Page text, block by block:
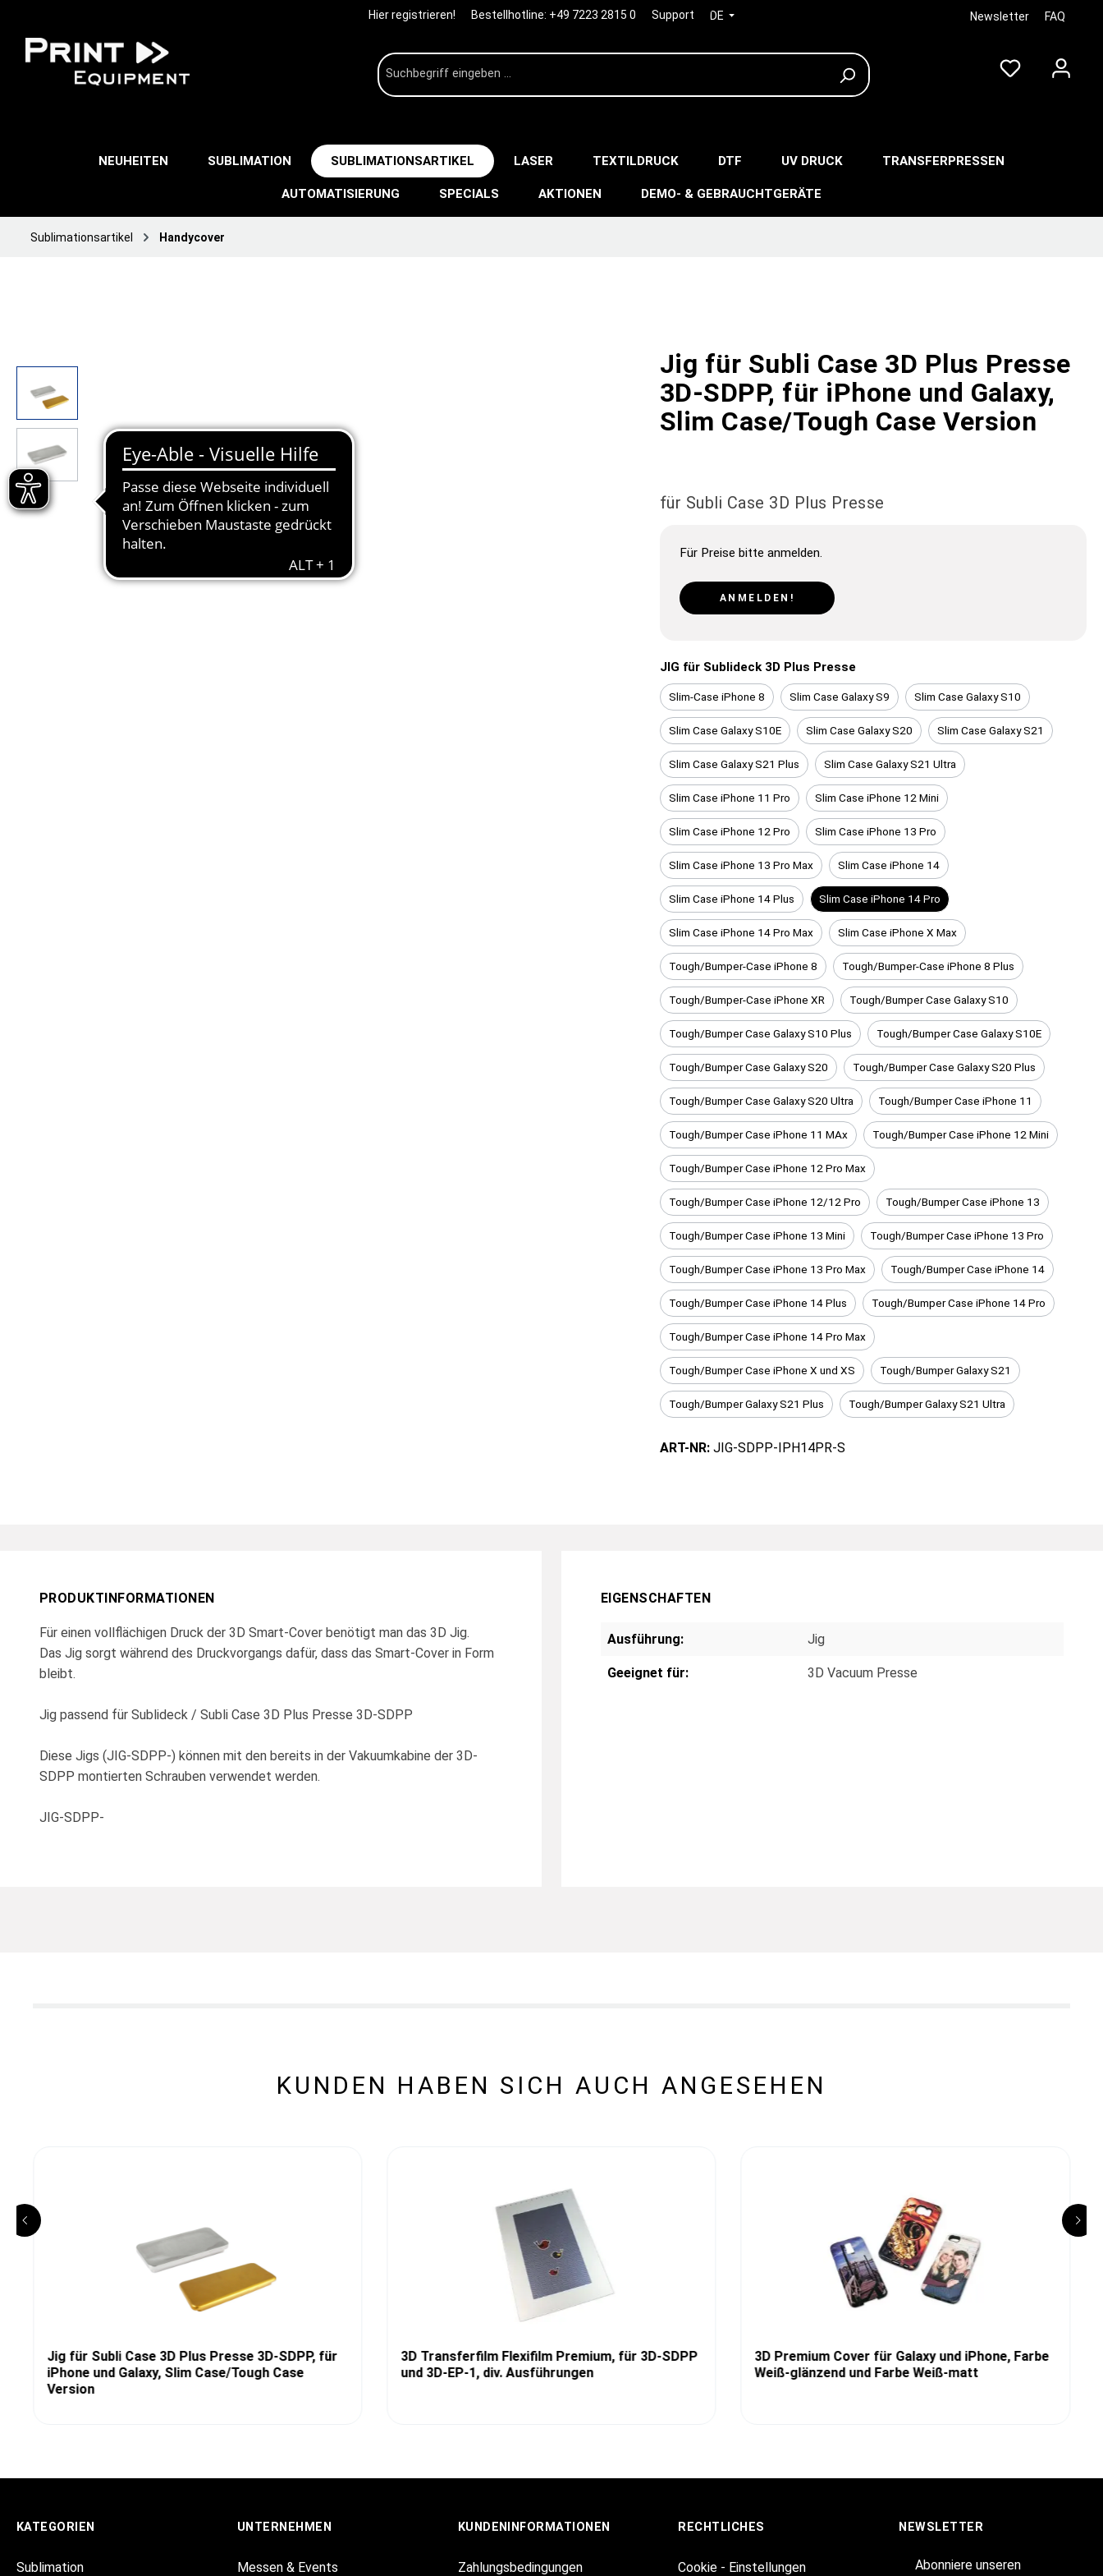
Hier registrieren! Bestellhotline: +49 7223 2815 0 Support DE Newsletter FAQ
NEUHEITEN SUBLIMATION SUBLIMATIONSARTIKEL LASER TEXTILDRUCK DTF UV DRUCK TRANSFERPRESSEN
AUTOMATISIERUNG SPECIALS AKTIONEN DEMO- & GEBRAUCHTGERÄTE
Sublimationsartikel Handycover
Jig für Subli Case 3D Plus Presse
3D-SDPP, für iPhone und Galaxy,
Slim Case/Tough Case Version
für Subli Case 3D Plus Presse
Für Preise bitte anmelden.
ANMELDEN!
JIG für Sublideck 3D Plus Presse
Slim-Case iPhone 8 Slim Case Galaxy S9 Slim Case Galaxy S10
Slim Case Galaxy S10E Slim Case Galaxy S20 Slim Case Galaxy S21
Slim Case Galaxy S21 Plus Slim Case Galaxy S21 Ultra
Slim Case iPhone 11 Pro Slim Case iPhone 12 Mini
Slim Case iPhone 12 Pro Slim Case iPhone 13 Pro
Slim Case iPhone 13 Pro Max Slim Case iPhone 14
Slim Case iPhone 14 Plus Slim Case iPhone 14 Pro
Slim Case iPhone 14 Pro Max Slim Case iPhone X Max
Tough/Bumper-Case iPhone 8 Tough/Bumper-Case iPhone 8 Plus
Tough/Bumper-Case iPhone XR Tough/Bumper Case Galaxy S10
Tough/Bumper Case Galaxy S10 Plus Tough/Bumper Case Galaxy S10E
Tough/Bumper Case Galaxy S20 Tough/Bumper Case Galaxy S20 Plus
Tough/Bumper Case Galaxy S20 Ultra Tough/Bumper Case iPhone 11
Tough/Bumper Case iPhone 11 MAx Tough/Bumper Case iPhone 12 Mini
Tough/Bumper Case iPhone 12 Pro Max
Tough/Bumper Case iPhone 12/12 Pro Tough/Bumper Case iPhone 13
Tough/Bumper Case iPhone 13 Mini Tough/Bumper Case iPhone 13 Pro
Tough/Bumper Case iPhone 13 Pro Max Tough/Bumper Case iPhone 14
Tough/Bumper Case iPhone 14 Plus Tough/Bumper Case iPhone 14 Pro
Tough/Bumper Case iPhone 14 Pro Max
Tough/Bumper Case iPhone X und XS Tough/Bumper Galaxy S21
Tough/Bumper Galaxy S21 Plus Tough/Bumper Galaxy S21 Ultra
ART-NR: JIG-SDPP-IPH14PR-S
PRODUKTINFORMATIONEN
Für einen vollflächigen Druck der 3D Smart-Cover benötigt man das 3D Jig.
Das Jig sorgt während des Druckvorgangs dafür, dass das Smart-Cover in Form
bleibt.
Jig passend für Sublideck / Subli Case 3D Plus Presse 3D-SDPP
Diese Jigs (JIG-SDPP-) können mit den bereits in der Vakuumkabine der 3D-
SDPP montierten Schrauben verwendet werden.
JIG-SDPP-
EIGENSCHAFTEN
Ausführung: Jig
Geeignet für: 3D Vacuum Presse
KUNDEN HABEN SICH AUCH ANGESEHEN
Jig für Subli Case 3D Plus Presse 3D-SDPP, für
iPhone und Galaxy, Slim Case/Tough Case
Version
3D Transferfilm Flexifilm Premium, für 3D-SDPP
und 3D-EP-1, div. Ausführungen
3D Premium Cover für Galaxy und iPhone, Farbe
Weiß-glänzend und Farbe Weiß-matt
KATEGORIEN
Sublimation
UNTERNEHMEN
Messen & Events
KUNDENINFORMATIONEN
Zahlungsbedingungen
RECHTLICHES
Cookie - Einstellungen
NEWSLETTER
Abonniere unseren